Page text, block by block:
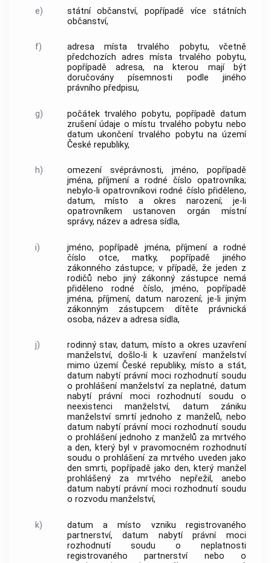
e)
státní občanství, popřípadě více státních
občanství,
f)
adresa místa trvalého pobytu, včetně
předchozích adres místa trvalého pobytu,
popřípadě adresa, na kterou mají být
doručovány písemnosti podle jiného
právního předpisu,
g)
počátek trvalého pobytu, popřípadě datum
zrušení údaje o místu trvalého pobytu nebo
datum ukončení trvalého pobytu na území
České republiky,
h)
omezení svéprávnosti, jméno, popřípadě
jména, příjmení a rodné číslo opatrovníka;
nebylo-li opatrovníkovi rodné číslo přiděleno,
datum, místo a okres narození; je-li
opatrovníkem ustanoven orgán místní
správy, název a adresa sídla,
i)
jméno, popřípadě jména, příjmení a rodné
číslo otce, matky, popřípadě jiného
zákonného zástupce; v případě, že jeden z
rodičů nebo jiný zákonný zástupce nemá
přiděleno rodné číslo, jméno, popřípadě
jména, příjmení, datum narození; je-li jiným
zákonným zástupcem dítěte právnická
osoba, název a adresa sídla,
j)
rodinný stav, datum, místo a okres uzavření
manželství, došlo-li k uzavření manželství
mimo území České republiky, místo a stát,
datum nabytí právní moci rozhodnutí soudu
o prohlášení manželství za neplatné, datum
nabytí právní moci rozhodnutí soudu o
neexistenci manželství, datum zániku
manželství smrtí jednoho z manželů, nebo
datum nabytí právní moci rozhodnutí soudu
o prohlášení jednoho z manželů za mrtvého
a den, který byl v pravomocném rozhodnutí
soudu o prohlášení za mrtvého uveden jako
den smrti, popřípadě jako den, který manžel
prohlášený za mrtvého nepřežil, anebo
datum nabytí právní moci rozhodnutí soudu
o rozvodu manželství,
k)
datum a místo vzniku registrovaného
partnerství, datum nabytí právní moci
rozhodnutí soudu o neplatnosti
registrovaného partnerství nebo o